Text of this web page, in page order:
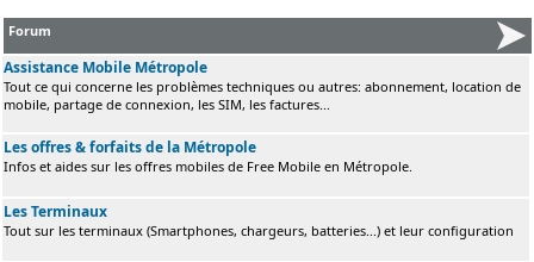
Forum
Assistance Mobile Métropole
Tout ce qui concerne les problèmes techniques ou autres: abonnement, location de
mobile, partage de connexion, les SIM, les factures...
Les offres & forfaits de la Métropole
Infos et aides sur les offres mobiles de Free Mobile en Métropole.
Les Terminaux
Tout sur les terminaux (Smartphones, chargeurs, batteries...) et leur configuration